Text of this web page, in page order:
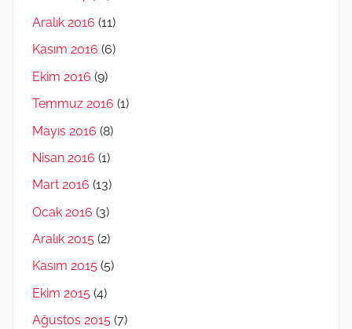
Aralık 2016 (11)
Kasım 2016 (6)
Ekim 2016 (9)
Temmuz 2016 (1)
Mayıs 2016 (8)
Nisan 2016 (1)
Mart 2016 (13)
Ocak 2016 (3)
Aralık 2015 (2)
Kasım 2015 (5)
Ekim 2015 (4)
Ağustos 2015 (7)